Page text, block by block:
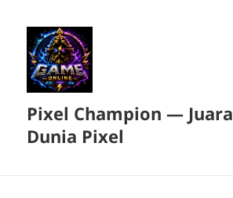
Pixel Champion — Juara
Dunia Pixel